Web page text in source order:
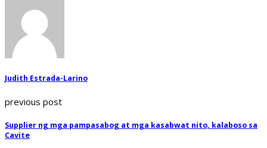
Judith Estrada-Larino
previous post
Supplier ng mga pampasabog at mga kasabwat nito, kalaboso sa
Cavite